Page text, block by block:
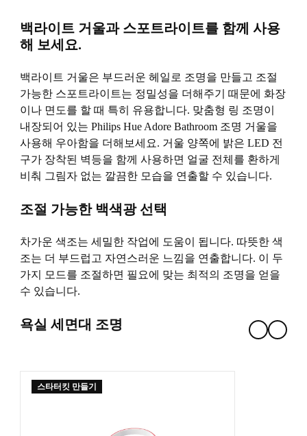
백라이트 거울과 스포트라이트를 함께 사용
해 보세요.
백라이트 거울은 부드러운 헤일로 조명을 만들고 조절
가능한 스포트라이트는 정밀성을 더해주기 때문에 화장
이나 면도를 할 때 특히 유용합니다. 맞춤형 링 조명이
내장되어 있는 Philips Hue Adore Bathroom 조명 거울을
사용해 우아함을 더해보세요. 거울 양쪽에 밝은 LED 전
구가 장착된 벽등을 함께 사용하면 얼굴 전체를 환하게
비춰 그림자 없는 깔끔한 모습을 연출할 수 있습니다.
조절 가능한 백색광 선택
차가운 색조는 세밀한 작업에 도움이 됩니다. 따뜻한 색
조는 더 부드럽고 자연스러운 느낌을 연출합니다. 이 두
가지 모드를 조절하면 필요에 맞는 최적의 조명을 얻을
수 있습니다.
욕실 세면대 조명
스타터킷 만들기